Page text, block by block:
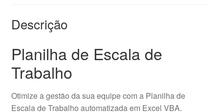
Descrição
Planilha de Escala de
Trabalho
Otimize a gestão da sua equipe com a Planilha de
Escala de Trabalho automatizada em Excel VBA.